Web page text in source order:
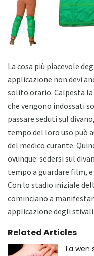
La cosa più piacevole
applicazione non devi
solito orario. Calpesta
che vengono indossati
passare seduti sul
tempo del loro uso può
del medico curante.
ovunque: sedersi sul
tempo a guardare film,
Con lo stadio iniziale
cominciano a
applicazione degli stivali.
Related Articles
La wen